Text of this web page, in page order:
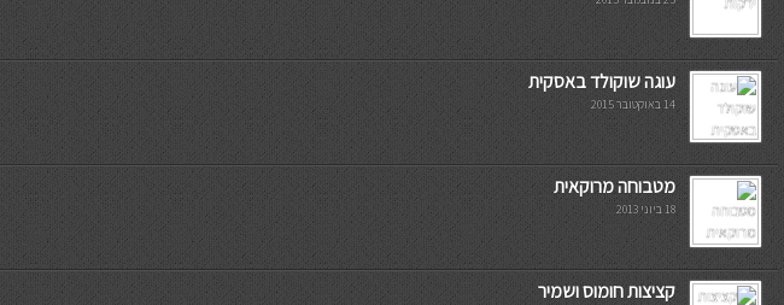
עוגה שוקולד באסקית
14 באוקטובר 2015
מטבוחה מרוקאית
18 ביוני 2013
קציצות חומוס ושמיר